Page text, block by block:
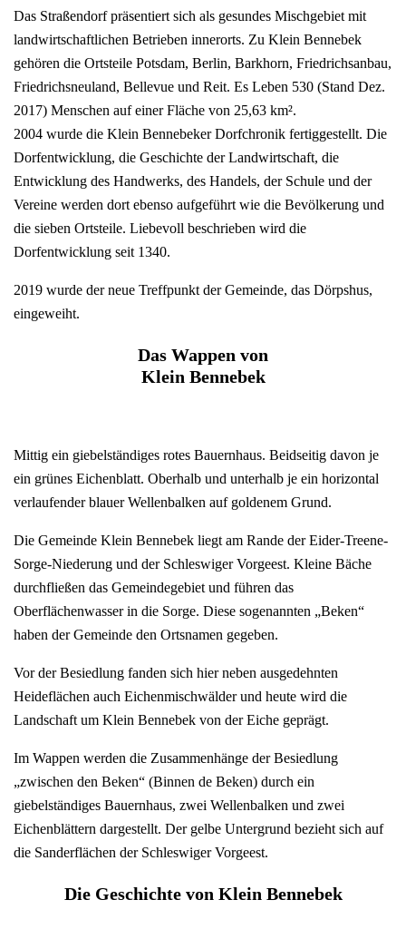
Das Straßendorf präsentiert sich als gesundes Mischgebiet mit
landwirtschaftlichen Betrieben innerorts. Zu Klein Bennebek
gehören die Ortsteile Potsdam, Berlin, Barkhorn, Friedrichsanbau,
Friedrichsneuland, Bellevue und Reit. Es Leben 530 (Stand Dez.
2017) Menschen auf einer Fläche von 25,63 km².
2004 wurde die Klein Bennebeker Dorfchronik fertiggestellt. Die
Dorfentwicklung, die Geschichte der Landwirtschaft, die
Entwicklung des Handwerks, des Handels, der Schule und der
Vereine werden dort ebenso aufgeführt wie die Bevölkerung und
die sieben Ortsteile. Liebevoll beschrieben wird die
Dorfentwicklung seit 1340.
2019 wurde der neue Treffpunkt der Gemeinde, das Dörpshus,
eingeweiht.
Das Wappen von
Klein Bennebek
Mittig ein giebelständiges rotes Bauernhaus. Beidseitig davon je
ein grünes Eichenblatt. Oberhalb und unterhalb je ein horizontal
verlaufender blauer Wellenbalken auf goldenem Grund.
Die Gemeinde Klein Bennebek liegt am Rande der Eider-Treene-
Sorge-Niederung und der Schleswiger Vorgeest. Kleine Bäche
durchfließen das Gemeindegebiet und führen das
Oberflächenwasser in die Sorge. Diese sogenannten „Beken“
haben der Gemeinde den Ortsnamen gegeben.
Vor der Besiedlung fanden sich hier neben ausgedehnten
Heideflächen auch Eichenmischwälder und heute wird die
Landschaft um Klein Bennebek von der Eiche geprägt.
Im Wappen werden die Zusammenhänge der Besiedlung
„zwischen den Beken“ (Binnen de Beken) durch ein
giebelständiges Bauernhaus, zwei Wellenbalken und zwei
Eichenblättern dargestellt. Der gelbe Untergrund bezieht sich auf
die Sanderflächen der Schleswiger Vorgeest.
Die Geschichte von Klein Bennebek